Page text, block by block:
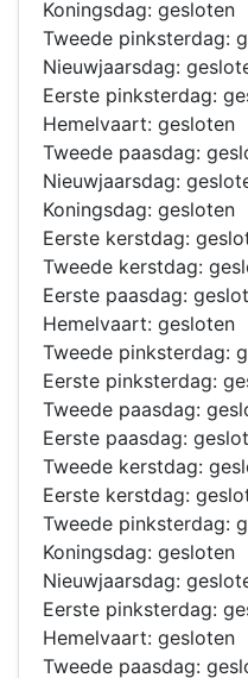
Koningsdag: gesloten
Tweede pinksterdag:
Nieuwjaarsdag:
Eerste pinksterdag:
Hemelvaart: gesloten
Tweede paasdag:
Nieuwjaarsdag:
Koningsdag: gesloten
Eerste kerstdag:
Tweede kerstdag:
Eerste paasdag:
Hemelvaart: gesloten
Tweede pinksterdag:
Eerste pinksterdag:
Tweede paasdag:
Eerste paasdag:
Tweede kerstdag:
Eerste kerstdag:
Tweede pinksterdag:
Koningsdag: gesloten
Nieuwjaarsdag:
Eerste pinksterdag:
Hemelvaart: gesloten
Tweede paasdag: